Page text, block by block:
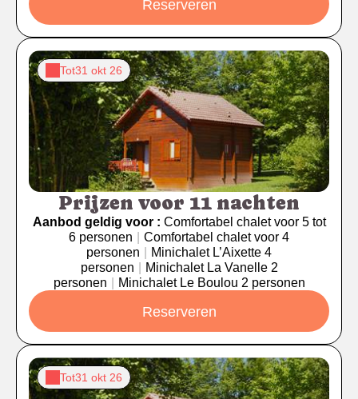
Reserveren
Tot31 okt 26
Prijzen voor 11 nachten
Aanbod geldig voor : Comfortabel chalet voor 5 tot
6 personen
Comfortabel chalet voor 4
personen
Minichalet L’Aixette 4
personen
Minichalet La Vanelle 2
personen
Minichalet Le Boulou 2 personen
Reserveren
Tot31 okt 26